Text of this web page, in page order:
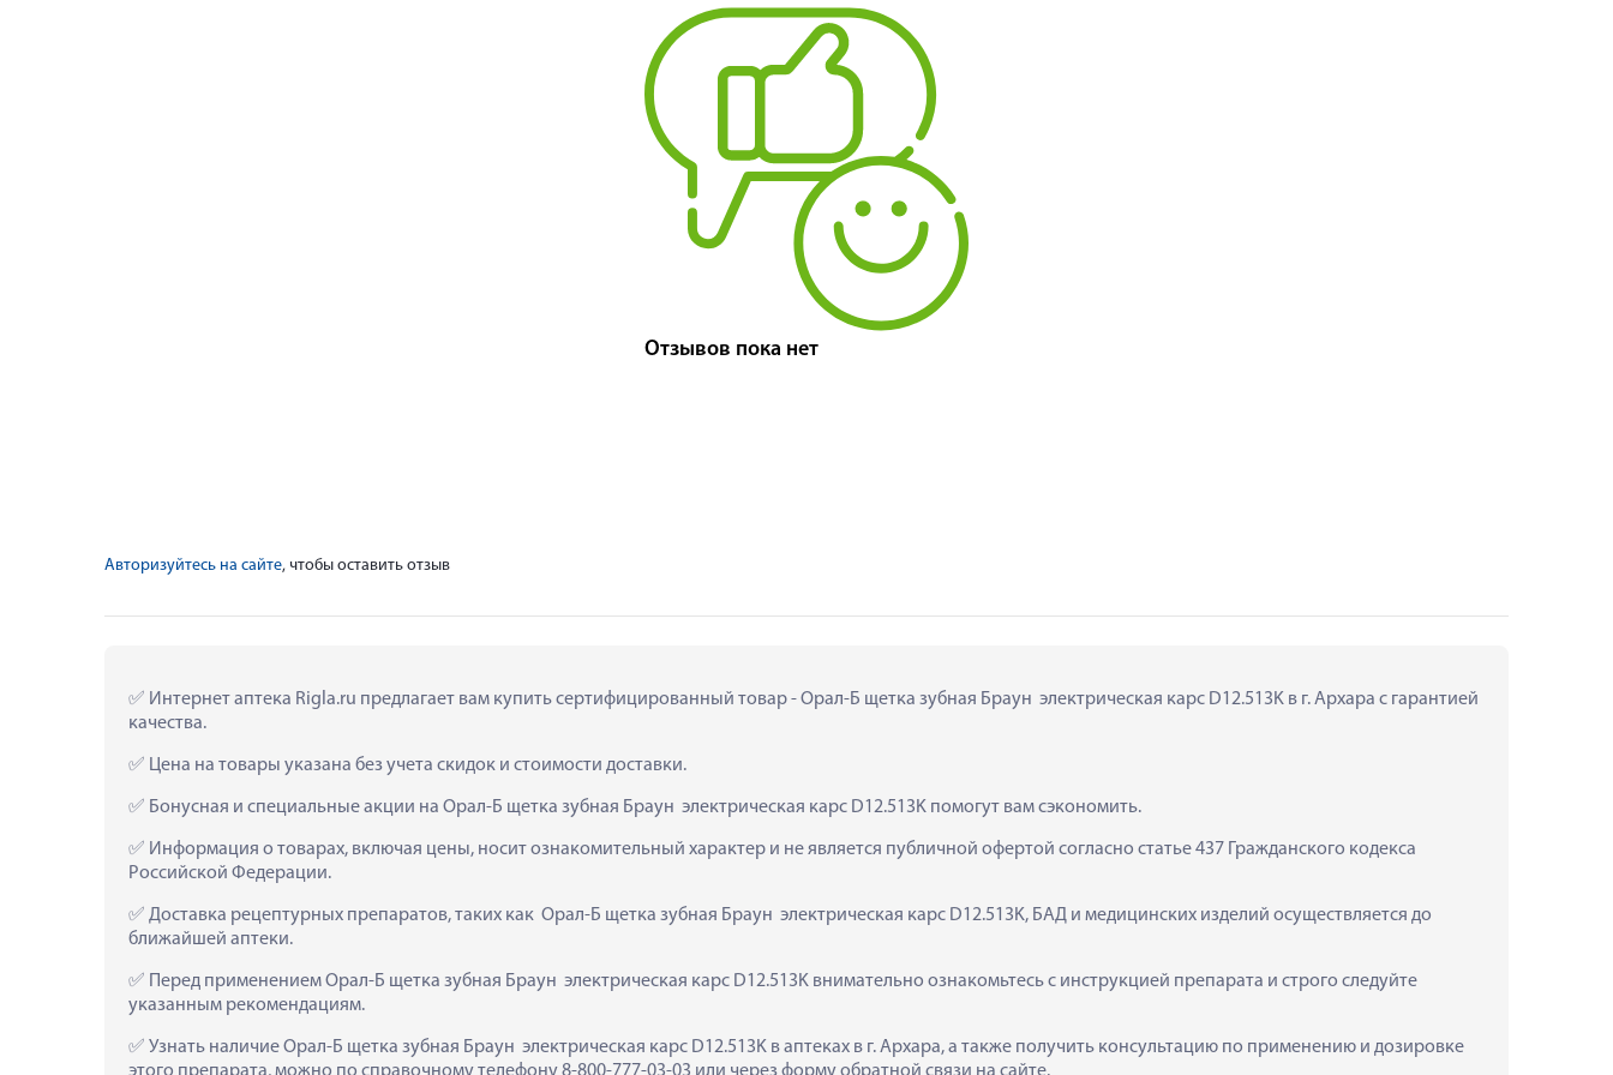
Отзывов пока нет
Авторизуйтесь на сайте, чтобы оставить отзыв
Интернет аптека Rigla.ru предлагает вам купить сертифицированный товар - Орал-Б щетка зубная Браун  электрическая карс D12.513K в г. Архара с гарантией
качества.
Цена на товары указана без учета скидок и стоимости доставки.
Бонусная и специальные акции на Орал-Б щетка зубная Браун  электрическая карс D12.513K помогут вам сэкономить.
Информация о товарах, включая цены, носит ознакомительный характер и не является публичной офертой согласно статье 437 Гражданского кодекса
Российской Федерации.
Доставка рецептурных препаратов, таких как  Орал-Б щетка зубная Браун  электрическая карс D12.513K, БАД и медицинских изделий осуществляется до
ближайшей аптеки.
Перед применением Орал-Б щетка зубная Браун  электрическая карс D12.513K внимательно ознакомьтесь с инструкцией препарата и строго следуйте
указанным рекомендациям.
Узнать наличие Орал-Б щетка зубная Браун  электрическая карс D12.513K в аптеках в г. Архара, а также получить консультацию по применению и дозировке